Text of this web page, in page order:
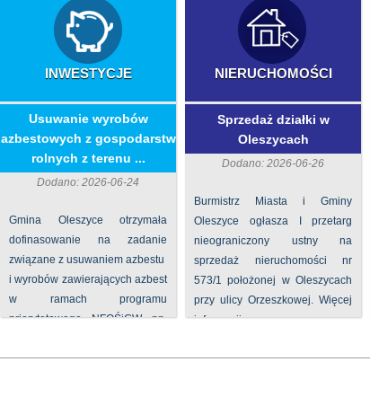
INWESTYCJE
​Usuwanie wyrobów
azbestowych z gospodarstw
rolnych z terenu ...
Dodano: 2026-06-24
Gmina Oleszyce otrzymała
dofinasowanie na zadanie
związane z usuwaniem azbestu
i wyrobów zawierających azbest
w ramach programu
priorytetowego NFOŚiGW pn.
NIERUCHOMOŚCI
Sprzedaż działki w
Oleszycach
Dodano: 2026-06-26
Burmistrz Miasta i Gminy
Oleszyce ogłasza I przetarg
nieograniczony ustny na
sprzedaż nieruchomości nr
573/1 położonej w Oleszycach
przy ulicy Orzeszkowej. Więcej
informacji ...